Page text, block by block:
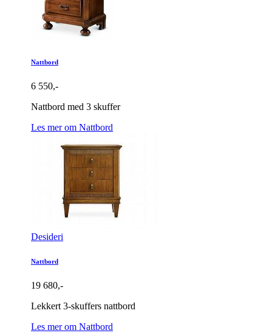
Nattbord
6 550,-
Nattbord med 3 skuffer
Les mer om Nattbord
Desideri
Nattbord
19 680,-
Lekkert 3-skuffers nattbord
Les mer om Nattbord